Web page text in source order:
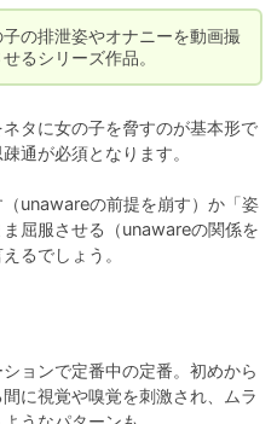
の排泄姿やオナニーを動画撮
るシリーズ作品。
タに女の子を脅すのが基本形で
通が必須となります。
unawareの前提を崩す）か「姿
屈服させる（unawareの関係を
るでしょう。
ョンで定番中の定番。初めから
に視覚や嗅覚を刺激され、ムラ